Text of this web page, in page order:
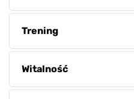
Trening
Witalność